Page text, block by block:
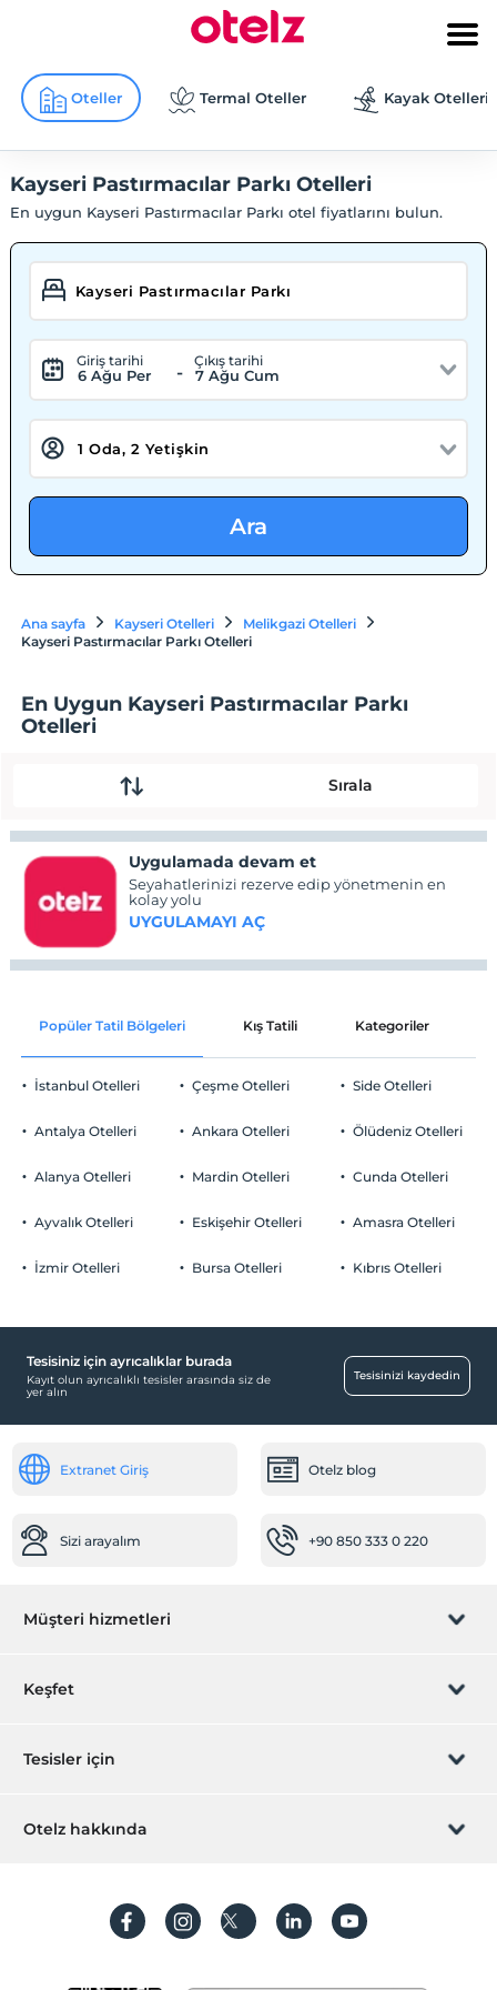
Oteller Termal Oteller Kayak Otelleri
Kayseri Pastırmacılar Parkı Otelleri
En uygun Kayseri Pastırmacılar Parkı otel fiyatlarını bulun.
Giriş tarihi
6 Ağu Per -
Çıkış tarihi
7 Ağu Cum
Ara
Ana sayfa Kayseri Otelleri
Melikgazi Otelleri
Kayseri Pastırmacılar Parkı Otelleri
En Uygun Kayseri Pastırmacılar Parkı
Otelleri
Sırala
Uygulamada devam et
Seyahatlerinizi rezerve edip yönetmenin en
kolay yolu
UYGULAMAYI AÇ
Popüler Tatil Bölgeleri Kış Tatili Kategoriler
İstanbul Otelleri
Antalya Otelleri
Alanya Otelleri
Ayvalık Otelleri
İzmir Otelleri
Çeşme Otelleri
Ankara Otelleri
Mardin Otelleri
Eskişehir Otelleri
Bursa Otelleri
Side Otelleri
Ölüdeniz Otelleri
Cunda Otelleri
Amasra Otelleri
Kıbrıs Otelleri
Tesisiniz için ayrıcalıklar burada
Kayıt olun ayrıcalıklı tesisler arasında siz de
yer alın
Tesisinizi kaydedin
Extranet Giriş Otelz blog
Sizi arayalım +90 850 333 0 220
Müşteri hizmetleri
Rezervasyon yönet
Sıkça sorulan sorular
Keşfet
Hediye Kart
Hesap oluştur
Tesisler için
Hemen tesisinizi ekleyin
Otelz hakkında